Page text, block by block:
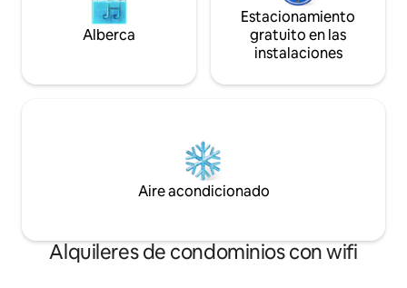
Alberca
Estacionamiento
gratuito en las
instalaciones
Aire acondicionado
Alquileres de condominios con wifi